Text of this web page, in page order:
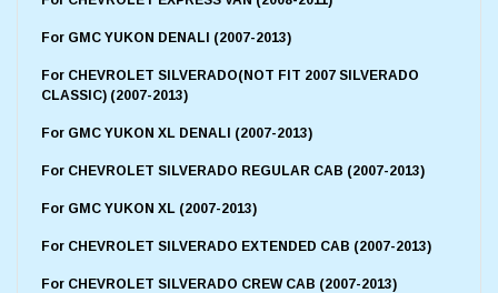
For GMC YUKON DENALI (2007-2013)
For CHEVROLET SILVERADO(NOT FIT 2007 SILVERADO
CLASSIC) (2007-2013)
For GMC YUKON XL DENALI (2007-2013)
For CHEVROLET SILVERADO REGULAR CAB (2007-2013)
For GMC YUKON XL (2007-2013)
For CHEVROLET SILVERADO EXTENDED CAB (2007-2013)
For CHEVROLET SILVERADO CREW CAB (2007-2013)